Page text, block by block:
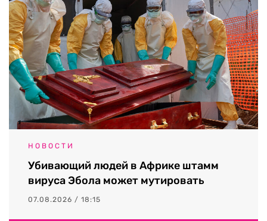
НОВОСТИ
Убивающий людей в Африке штамм
вируса Эбола может мутировать
07.08.2026 / 18:15